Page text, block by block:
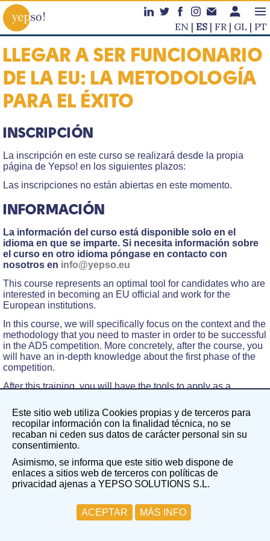
EN ES FR GL PT
LLEGAR A SER FUNCIONARIO
DE LA EU: LA METODOLOGÍA
PARA EL ÉXITO
INSCRIPCIÓN
La inscripción en este curso se realizará desde la propia
página de Yepso! en los siguientes plazos:
Las inscripciones no están abiertas en este momento.
INFORMACIÓN
La información del curso está disponible solo en el
idioma en que se imparte. Si necesita información sobre
el curso en otro idioma póngase en contacto con
nosotros en info@yepso.eu
This course represents an optimal tool for candidates who are
interested in becoming an EU official and work for the
European institutions.
In this course, we will specifically focus on the context and the
methodology that you need to master in order to be successful
in the AD5 competition. More concretely, after the course, you
will have an in-depth knowledge about the first phase of the
competition.
After this training, you will have the tools to apply as a
you to
submit your application for the official exam
June 26th.
DATE: 13th July 2019
Start: 13/07/2019, 09.00 AM.
End: 13/07/2019, 7.00 PM.
Este sitio web utiliza Cookies propias y de terceros para
recopilar información con la finalidad técnica, no se
recaban ni ceden sus datos de carácter personal sin su
consentimiento.
Asimismo, se informa que este sitio web dispone de
enlaces a sitios web de terceros con políticas de
privacidad ajenas a YEPSO SOLUTIONS S.L.
ACEPTAR MÁS INFO